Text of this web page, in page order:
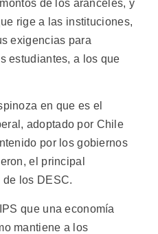
de los aranceles, y
rige a las instituciones,
exigencias para
estudiantes, a los que
en que es el
adoptado por Chile
por los gobiernos
el principal
los DESC.
que una economía
mantiene a los